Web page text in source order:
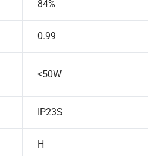
84%
0.99
<50W
IP23S
H